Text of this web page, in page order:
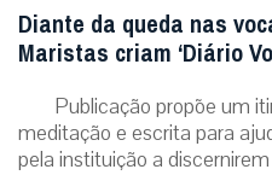
Diante da queda nas
Maristas criam ‘Diário
Publicação propõe um
meditação e escrita para
pela instituição a discernirem